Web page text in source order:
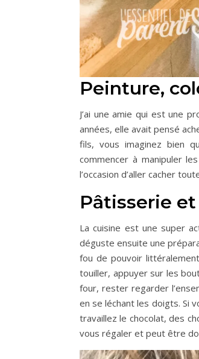
Peinture,
J’ai une amie qui est une
années, elle avait pensé
fils, vous imaginez bien
commencer à manipuler
l’occasion d’aller cacher
Pâtisserie
La cuisine est une super
déguste ensuite une
fou de pouvoir
touiller, appuyer sur les
four, rester regarder
en se léchant les doigts. Si
travaillez le chocolat, des
vous régaler et peut être